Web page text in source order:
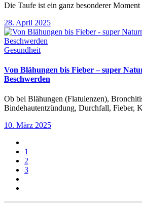
Die Taufe ist ein ganz besonderer
28. April 2025
Gesundheit
Von Blähungen bis Fieber – super
Beschwerden
Ob bei Blähungen (Flatulenzen),
Bindehautentzündung, Durchfall, Fieber,
10. März 2025
1
2
3